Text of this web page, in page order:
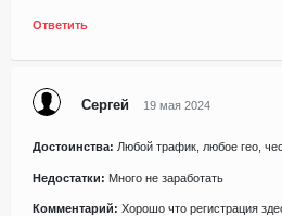
Ответить
Сергей 19 мая 2024
Достоинства: Любой трафик, любое гео,
Недостатки: Много не заработать
Комментарий: Хорошо что регистрация